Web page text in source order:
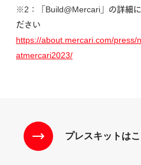
※2：「Build@Mercari」の詳細
ださい
https://about.mercari.com/press/
atmercari2023/
プレスキットは